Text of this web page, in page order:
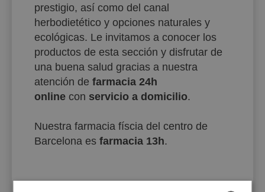
prestigio, así como del canal
herbodietético y opciones naturales y
ecológicas. Le invitamos a conocer los
productos de esta sección y disfrutar de
una buena salud gracias a nuestra
atención defarmacia 24h
online con servicio a domicilio.
Nuestra farmacia físcia del centro de
Barcelona esfarmacia 13h.